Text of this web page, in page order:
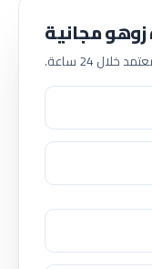
مجانية
24 ساعة.